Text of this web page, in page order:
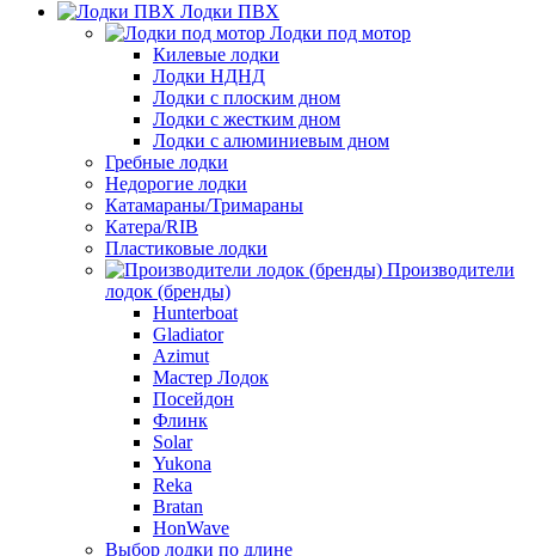
Лодки ПВХ
Лодки под мотор
Килевые лодки
Лодки НДНД
Лодки с плоским дном
Лодки с жестким дном
Лодки с алюминиевым дном
Гребные лодки
Недорогие лодки
Катамараны/Тримараны
Катера/RIB
Пластиковые лодки
Производители
лодок (бренды)
Hunterboat
Gladiator
Azimut
Мастер Лодок
Посейдон
Флинк
Solar
Yukona
Reka
Bratan
HonWave
Выбор лодки по длине